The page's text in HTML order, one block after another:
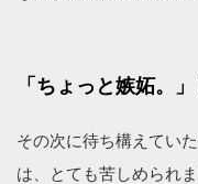
「ちょっと嫉妬。
その次に待ち構えてい
は、とても苦しめられま